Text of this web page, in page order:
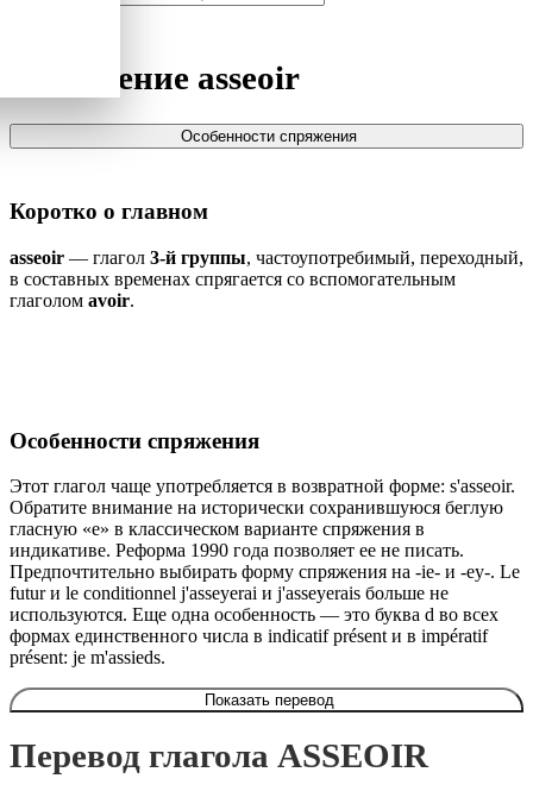
Спряжение asseoir
Особенности спряжения
Коротко о главном
asseoir — глагол 3-й группы, частоупотребимый, переходный,
в составных временах спрягается со вспомогательным
глаголом avoir.
Особенности спряжения
Этот глагол чаще употребляется в возвратной форме: s'asseoir.
Обратите внимание на исторически сохранившуюся беглую
гласную «e» в классическом варианте спряжения в
индикативе. Реформа 1990 года позволяет ее не писать.
Предпочтительно выбирать форму спряжения на -ie- и -ey-. Le
futur и le conditionnel j'asseyerai и j'asseyerais больше не
используются. Еще одна особенность — это буква d во всех
формах единственного числа в indicatif présent и в impératif
présent: je m'assieds.
Показать перевод
Перевод глагола ASSEOIR